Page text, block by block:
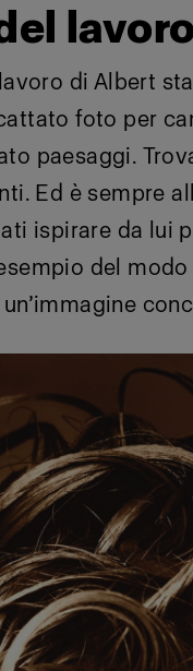
lavoro
di Albert
foto per
paesaggi.
Ed è sempre
ispirare da lui
del